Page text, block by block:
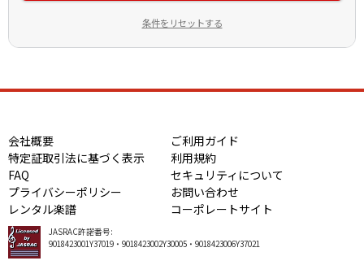
条件をリセットする
会社概要
ご利用ガイド
特定証取引法に基づく表示
利用規約
FAQ
セキュリティについて
プライバシーポリシー
お問い合わせ
レンタル楽譜
コーポレートサイト
JASRAC許諾番号:
9018423001Y37019・9018423002Y30005・9018423006Y37021